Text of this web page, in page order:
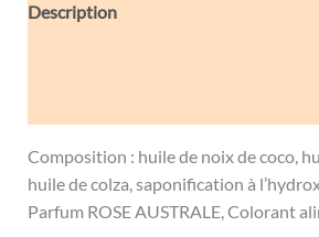
Description
Composition : huile de noix de coco,
huile de colza, saponification à
Parfum ROSE AUSTRALE, Colorant